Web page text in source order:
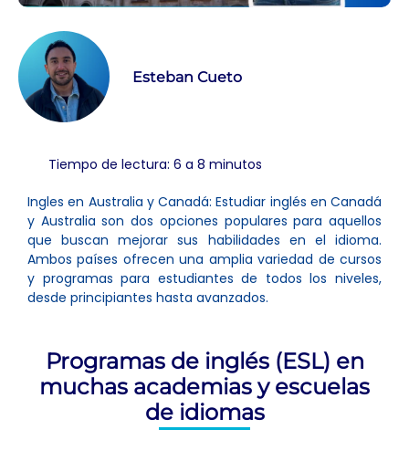
Esteban Cueto
Tiempo de lectura: 6 a 8 minutos
Ingles en Australia y Canadá: Estudiar inglés en Canadá
y Australia son dos opciones populares para aquellos
que buscan mejorar sus habilidades en el idioma.
Ambos países ofrecen una amplia variedad de cursos
y programas para estudiantes de todos los niveles,
desde principiantes hasta avanzados.
Programas de inglés (ESL) en
muchas academias y escuelas
de idiomas